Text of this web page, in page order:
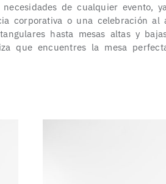
de cualquier evento,
corporativa o una celebración al
hasta mesas altas y
que encuentres la mesa